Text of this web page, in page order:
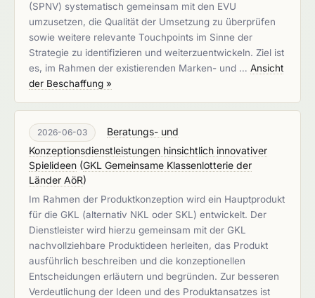
(SPNV) systematisch gemeinsam mit den EVU
umzusetzen, die Qualität der Umsetzung zu überprüfen
sowie weitere relevante Touchpoints im Sinne der
Strategie zu identifizieren und weiterzuentwickeln. Ziel ist
es, im Rahmen der existierenden Marken- und … Ansicht
der Beschaffung »
2026-06-03
Beratungs- und
Konzeptionsdienstleistungen hinsichtlich innovativer
Spielideen (GKL Gemeinsame Klassenlotterie der
Länder AöR)
Im Rahmen der Produktkonzeption wird ein Hauptprodukt
für die GKL (alternativ NKL oder SKL) entwickelt. Der
Dienstleister wird hierzu gemeinsam mit der GKL
nachvollziehbare Produktideen herleiten, das Produkt
ausführlich beschreiben und die konzeptionellen
Entscheidungen erläutern und begründen. Zur besseren
Verdeutlichung der Ideen und des Produktansatzes ist